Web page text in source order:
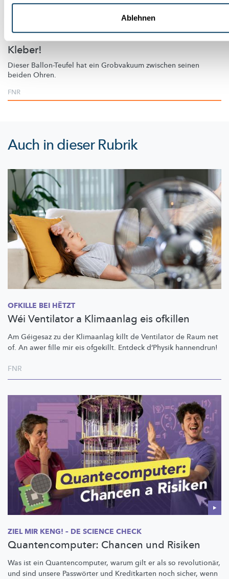
Ablehnen
Klebe Becher an einen Luftballon – aber ohne
Kleber!
Dieser Ballon-Teufel hat ein Grobvakuum zwischen seinen
beiden Ohren.
FNR
Auch in dieser Rubrik
OFKILLE BEI HËTZT
Wéi Ventilator a Klimaanlag eis ofkillen
Am Géigesaz zu der Klimaanlag killt de Ventilator de Raum net
of. An awer fille mir eis ofgekillt. Entdeck d’Physik hannendrun!
FNR
ZIEL MIR KENG! – DE SCIENCE CHECK
Quantencomputer: Chancen und Risiken
Was ist ein Quantencomputer, warum gilt er als so revolutionär,
und sind unsere Passwörter und Kreditkarten noch sicher, wenn